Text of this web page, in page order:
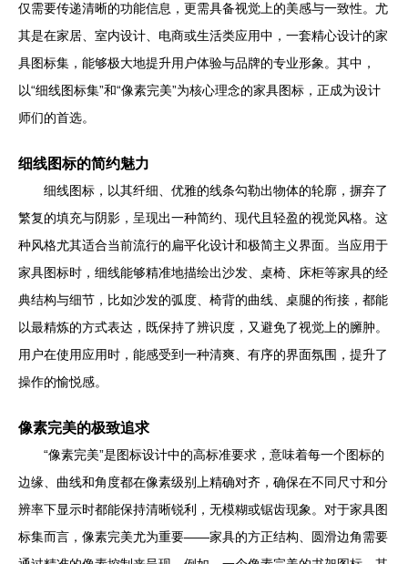
仅需要传递清晰的功能信息，更需具备视觉上的美感与一致性。尤
其是在家居、室内设计、电商或生活类应用中，一套精心设计的家
具图标集，能够极大地提升用户体验与品牌的专业形象。其中，
以“细线图标集”和“像素完美”为核心理念的家具图标，正成为设计
师们的首选。
细线图标的简约魅力
细线图标，以其纤细、优雅的线条勾勒出物体的轮廓，摒弃了
繁复的填充与阴影，呈现出一种简约、现代且轻盈的视觉风格。这
种风格尤其适合当前流行的扁平化设计和极简主义界面。当应用于
家具图标时，细线能够精准地描绘出沙发、桌椅、床柜等家具的经
典结构与细节，比如沙发的弧度、椅背的曲线、桌腿的衔接，都能
以最精炼的方式表达，既保持了辨识度，又避免了视觉上的臃肿。
用户在使用应用时，能感受到一种清爽、有序的界面氛围，提升了
操作的愉悦感。
像素完美的极致追求
“像素完美”是图标设计中的高标准要求，意味着每一个图标的
边缘、曲线和角度都在像素级别上精确对齐，确保在不同尺寸和分
辨率下显示时都能保持清晰锐利，无模糊或锯齿现象。对于家具图
标集而言，像素完美尤为重要——家具的方正结构、圆滑边角需要